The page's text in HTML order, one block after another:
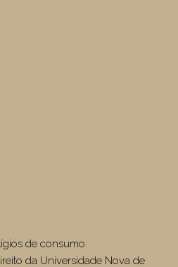
de consumo:
da Universidade Nova de